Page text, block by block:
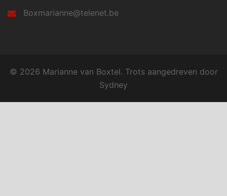
Boxmarianne@telenet.be
© 2026 Marianne van Boxtel. Trots aangedreven door
Sydney